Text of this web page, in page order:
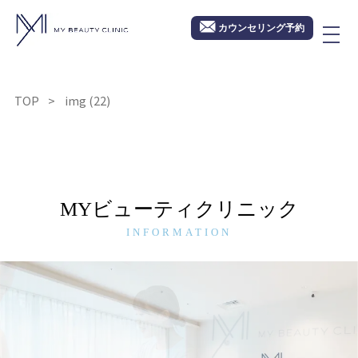
カウンセリング予約
TOP img (22)
MYビューティクリニック
INFORMATION